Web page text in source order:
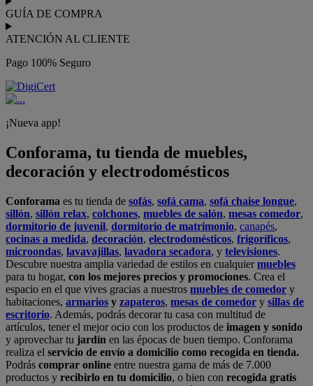
GUÍA DE COMPRA
ATENCIÓN AL CLIENTE
Pago 100% Seguro
¡Nueva app!
Conforama, tu tienda de muebles,
decoración y electrodomésticos
Conforama es tu tienda de sofás, sofá cama, sofá chaise longue,
sillón, sillón relax, colchones, muebles de salón, mesas comedor,
dormitorio de juvenil, dormitorio de matrimonio, canapés,
cocinas a medida, decoración, electrodomésticos, frigoríficos,
microondas, lavavajillas, lavadora secadora, y televisiones.
Descubre nuestra amplia variedad de estilos en cualquiermuebles
para tu hogar, con los mejores precios y promociones. Crea el
espacio en el que vives gracias a nuestros muebles de comedor y
habitaciones, armarios y zapateros, mesas de comedor y sillas de
escritorio. Además, podrás decorar tu casa con multitud de
artículos, tener el mejor ocio con los productos de imagen y sonido
y aprovechar tu jardín en las épocas de buen tiempo. Conforama
realiza el servicio de envío a domicilio como recogida en tienda.
Podrás comprar online entre nuestra gama de más de 7.000
productos y recibirlo en tu domicilio, o bien con recogida gratis